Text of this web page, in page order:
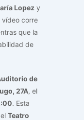
Lopez y
vídeo corre
que la
de
de
27A, el
. Esta
Teatro